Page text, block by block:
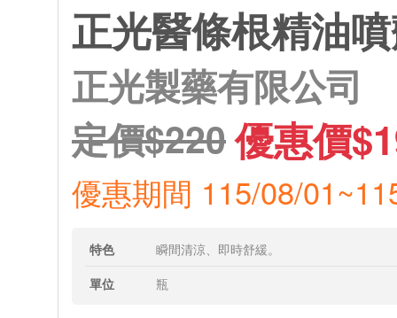
正光醫條根精油
正光製藥有限公司
定價$220優惠價
優惠期間 115/08/
特色
瞬間清涼、即時舒緩。
單位
瓶